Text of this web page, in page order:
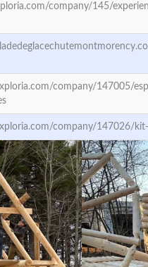
company/145/
company/147005/
company/147026/